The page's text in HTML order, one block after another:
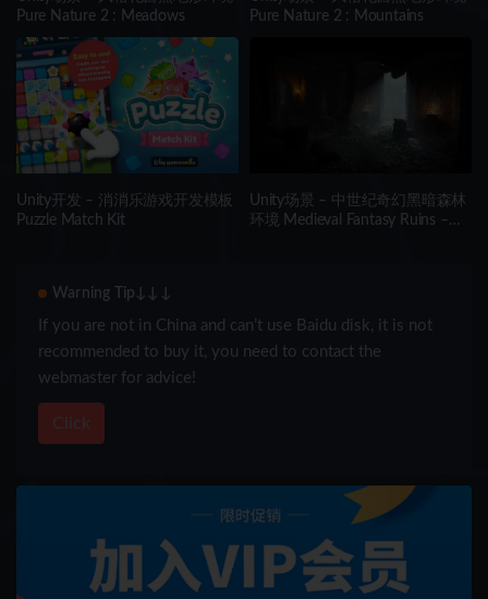
Pure Nature 2 : Meadows
Pure Nature 2 : Mountains
Unity开发 – 消消乐游戏开发模板
Puzzle Match Kit
Unity场景 – 中世纪奇幻黑暗森林
环境 Medieval Fantasy Ruins –
Warning Tip↓↓↓
If you are not in China and can’t use Baidu disk, it is not
recommended to buy it, you need to contact the
webmaster for advice!
Click